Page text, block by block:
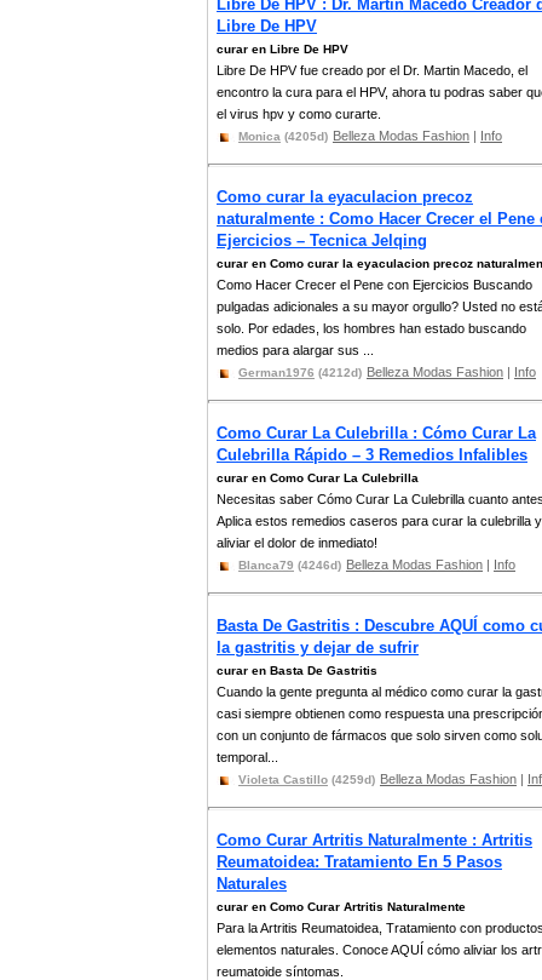
Libre De HPV : Dr. Martin Macedo Creador
Libre De HPV
curar en Libre De HPV
Libre De HPV fue creado por el Dr. Martin Macedo, el
encontro la cura para el HPV, ahora tu podras saber
el virus hpv y como curarte.
Monica (4205d) Belleza Modas Fashion | Info
Como curar la eyaculacion precoz
naturalmente : Como Hacer Crecer el Pene
Ejercicios – Tecnica Jelqing
curar en Como curar la eyaculacion precoz
Como Hacer Crecer el Pene con Ejercicios Buscando
pulgadas adicionales a su mayor orgullo? Usted no
solo. Por edades, los hombres han estado buscando
medios para alargar sus ...
German1976 (4212d) Belleza Modas Fashion | Info
Como Curar La Culebrilla : Cómo Curar La
Culebrilla Rápido – 3 Remedios Infalibles
curar en Como Curar La Culebrilla
Necesitas saber Cómo Curar La Culebrilla cuanto
Aplica estos remedios caseros para curar la culebrilla y
aliviar el dolor de inmediato!
Blanca79 (4246d) Belleza Modas Fashion | Info
Basta De Gastritis : Descubre AQUÍ como
la gastritis y dejar de sufrir
curar en Basta De Gastritis
Cuando la gente pregunta al médico como curar la
casi siempre obtienen como respuesta una
con un conjunto de fármacos que solo sirven como
temporal...
Violeta Castillo (4259d) Belleza Modas Fashion |
Como Curar Artritis Naturalmente : Artritis
Reumatoidea: Tratamiento En 5 Pasos
Naturales
curar en Como Curar Artritis Naturalmente
Para la Artritis Reumatoidea, Tratamiento con
elementos naturales. Conoce AQUÍ cómo aliviar los
reumatoide síntomas.